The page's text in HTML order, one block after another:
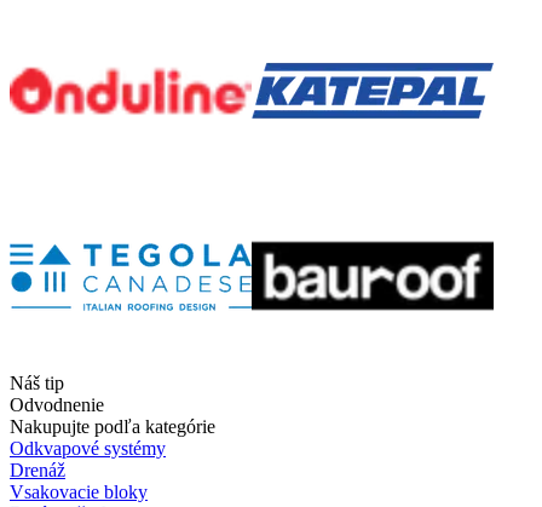
Náš tip
Odvodnenie
Nakupujte podľa kategórie
Odkvapové systémy
Drenáž
Vsakovacie bloky